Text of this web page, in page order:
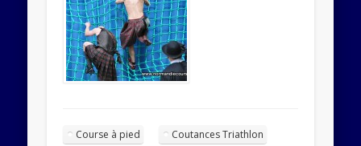
Course à pied Coutances Triathlon